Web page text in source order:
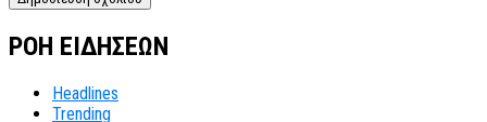
ΡΟΗ ΕΙΔΗΣΕΩΝ
Headlines
Trending